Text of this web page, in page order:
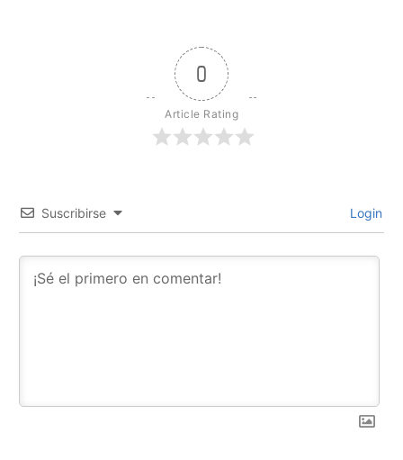
0
Article Rating
Suscribirse Login